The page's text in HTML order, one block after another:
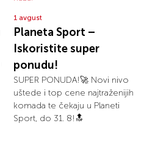
1 avgust
Planeta Sport –
Iskoristite super
ponudu!
SUPER PONUDA!🚀 Novi nivo
uštede i top cene najtraženijih
komada te čekaju u Planeti
Sport, do 31. 8!🔝